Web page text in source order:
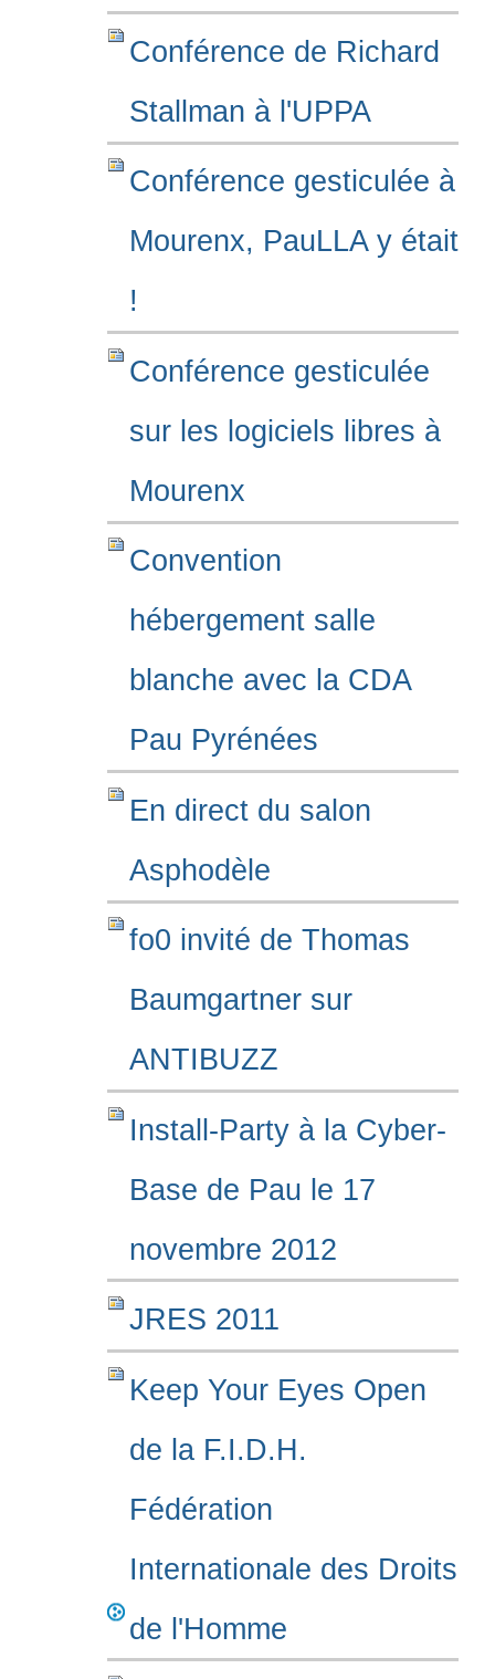
Conférence de Richard
Stallman à l'UPPA
Conférence gesticulée à
Mourenx, PauLLA y était
!
Conférence gesticulée
sur les logiciels libres à
Mourenx
Convention
hébergement salle
blanche avec la CDA
Pau Pyrénées
En direct du salon
Asphodèle
fo0 invité de Thomas
Baumgartner sur
ANTIBUZZ
Install-Party à la Cyber-
Base de Pau le 17
novembre 2012
JRES 2011
Keep Your Eyes Open
de la F.I.D.H.
Fédération
Internationale des Droits
de l'Homme